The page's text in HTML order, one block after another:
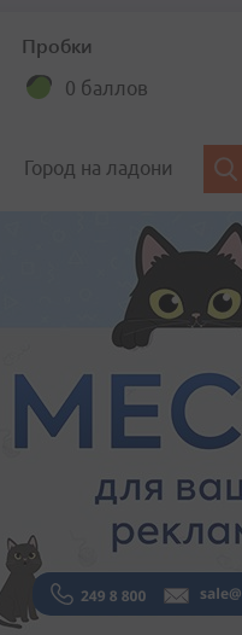
Пробки
0 баллов
Город на ладони